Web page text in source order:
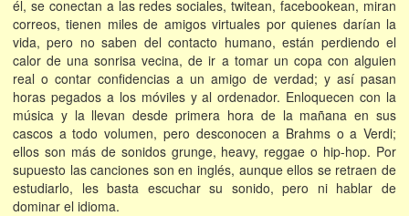
él, se conectan a las redes sociales, twitean, facebookean, miran
correos, tienen miles de amigos virtuales por quienes darían la
vida, pero no saben del contacto humano, están perdiendo el
calor de una sonrisa vecina, de ir a tomar un copa con alguien
real o contar confidencias a un amigo de verdad; y así pasan
horas pegados a los móviles y al ordenador. Enloquecen con la
música y la llevan desde primera hora de la mañana en sus
cascos a todo volumen, pero desconocen a Brahms o a Verdi;
ellos son más de sonidos grunge, heavy, reggae o hip-hop. Por
supuesto las canciones son en inglés, aunque ellos se retraen de
estudiarlo, les basta escuchar su sonido, pero ni hablar de
dominar el idioma.